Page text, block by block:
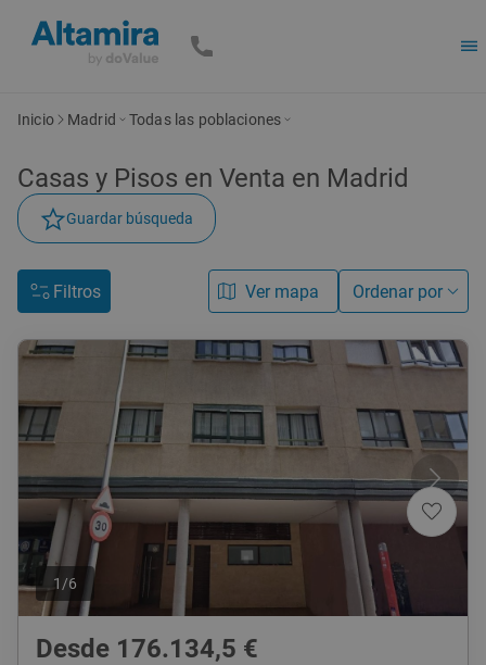
Inicio Madrid Todas las poblaciones
Casas y Pisos en Venta en Madrid
Guardar búsqueda
Filtros Ver mapa Ordenar por
1 /6
Desde 176.134,5 €